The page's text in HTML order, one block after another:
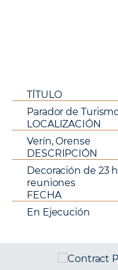
TÍTULO
Parador de
LOCALIZACIÓN
Verín, Orense
DESCRIPCIÓN
Decoración de 23
reuniones
FECHA
En Ejecución